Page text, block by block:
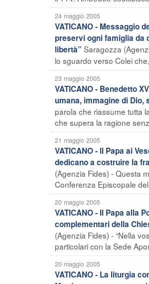
24 maggio 2005
VATICANO - Messaggio
preservi ogni famiglia da
libertà” Saragozza
lo sguardo verso Colei
23 maggio 2005
VATICANO - Benedetto
umana, immagine di Dio,
parola che riassume tutta
che supera la ragione
21 maggio 2005
VATICANO - Il Papa ai
dedicano a costruire la
(Agenzia Fides) - Questa
Conferenza Episcopale
20 maggio 2005
VATICANO - Il Papa alla
complementari della
(Agenzia Fides) - “Nella
particolari con la Sede
20 maggio 2005
VATICANO - La liturgia